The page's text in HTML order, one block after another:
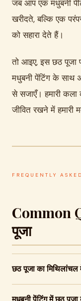
जब आप एक मधुबनी
खरीदते, बल्कि एक
को सहारा देते हैं।
तो आइए, इस छठ पूजा
मधुबनी पेंटिंग के साथ
से सजाएँ। हमारी
जीवित रखने में हमारी
FREQUENTLY
Common
पूजा
छठ पूजा का मिथिलांचल
छठ पूजा मिथिलांचल में